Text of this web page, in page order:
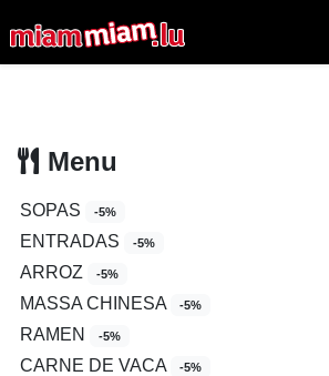
Menu
SOPAS -5%
ENTRADAS -5%
ARROZ -5%
MASSA CHINESA -5%
RAMEN -5%
CARNE DE VACA -5%